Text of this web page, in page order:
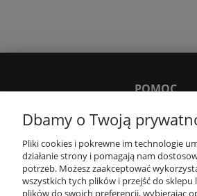
POMOC
MOJE KONTO
PŁATNOŚCI I
Dbamy o Twoją
Pliki cookies i pokrewne im technologie
działanie strony i pomagają nam
potrzeb. Możesz zaakceptować
wszystkich tych plików i przejść do sklepu
plików do swoich preferencji, wybierając